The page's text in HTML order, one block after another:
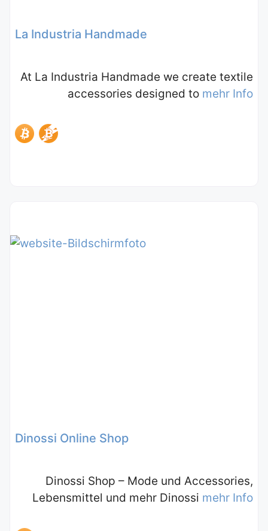
La Industria Handmade
At La Industria Handmade we create textile
accessories designed to mehr Info
Dinossi Online Shop
Dinossi Shop – Mode und Accessories,
Lebensmittel und mehr Dinossi mehr Info